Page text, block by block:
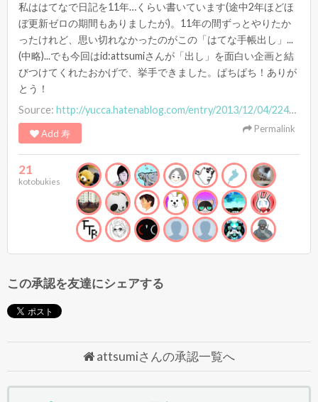
私ははてなで日記を11年…くらい書いています(途中2年ほどほ
ぼ更新ゼロの期間もありましたが)。11年の間ずっとやりたか
ったけれど、思い切れなかったのがこの「はてな手帳出し」...
(中略)...でも今回はid:attsumiさんが「出し」を面白い企画と結
びつけてくれたおかげで、挙手できました。ぱちぱち！ありが
とう！
Source: http://yucca.hatenablog.com/entry/2013/12/04/224248
Add 寿 Permalink
21
kotobukies
この承認を友達にシェアする
attsumiさんの承認一覧へ